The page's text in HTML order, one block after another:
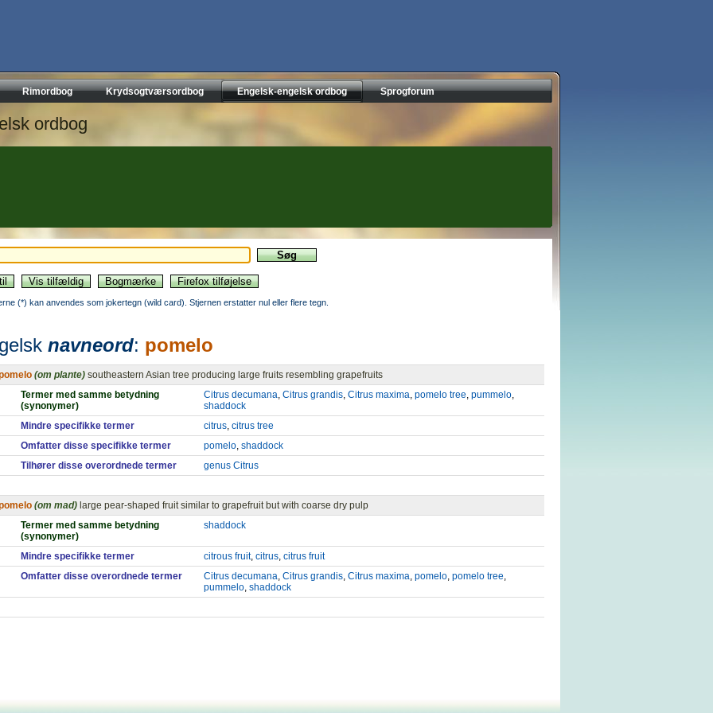
Rimordbog Krydsogtværsordbog Engelsk-engelsk ordbog Sprogforum
ordbog
(*) kan anvendes som jokertegn (wild card). Stjernen erstatter nul eller flere tegn.
navneord: pomelo
(om plante) southeastern Asian tree producing large fruits resembling grapefruits
Termer med samme betydning
(synonymer)
Citrus decumana, Citrus grandis, Citrus maxima, pomelo tree, pummelo,
shaddock
Mindre specifikke termer
citrus, citrus tree
Omfatter disse specifikke termer
pomelo, shaddock
Tilhører disse overordnede termer
genus Citrus
(om mad) large pear-shaped fruit similar to grapefruit but with coarse dry pulp
Termer med samme betydning
(synonymer)
shaddock
Mindre specifikke termer citrous fruit, citrus, citrus fruit
Omfatter disse overordnede termer
Citrus decumana, Citrus grandis, Citrus maxima, pomelo, pomelo tree,
pummelo, shaddock